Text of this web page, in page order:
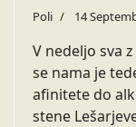
Poli 14
V nedeljo sva
se nama je
afinitete do
stene